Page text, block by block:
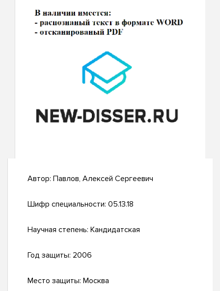
Автор: Павлов, Алексей Сергеевич
Шифр специальности: 05.13.18
Научная степень: Кандидатская
Год защиты: 2006
Место защиты: Москва